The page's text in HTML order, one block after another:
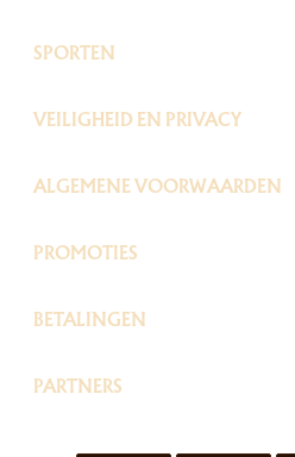
SPORTEN
VEILIGHEID EN PRIVACY
ALGEMENE VOORWAARDEN
PROMOTIES
BETALINGEN
PARTNERS